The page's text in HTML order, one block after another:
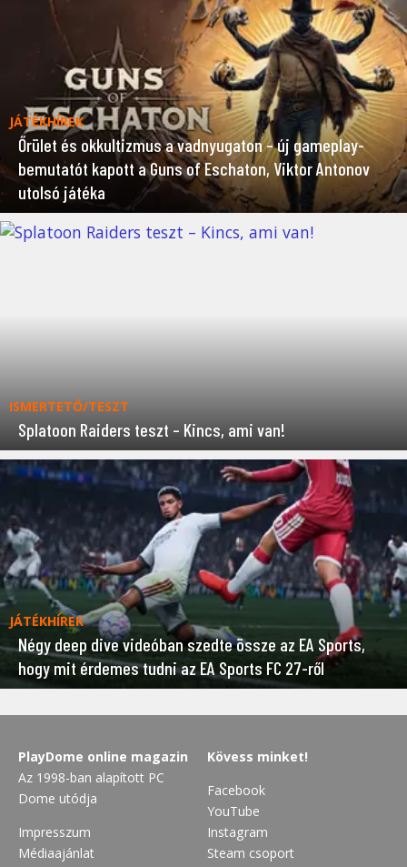
JÁTÉKHÍREK
Őrület és okkultizmus a vadnyugaton – új gameplay-
bemutatót kapott a Guns of Eschaton, Viktor Antonov
utolsó játéka
ISMERTETŐ/TESZT
Splatoon Raiders teszt – Kincs, ami van!
JÁTÉKHÍREK
Négy deep dive videóban szedte össze az EA Sports,
hogy mit érdemes tudni az EA Sports FC 27-ről
PlayDome online magazin
Az 1998-ban alapított PC
Dome utódja
Impresszum
Médiaajánlat
Kövess minket!
Facebook
YouTube
Instagram
Steam csoport